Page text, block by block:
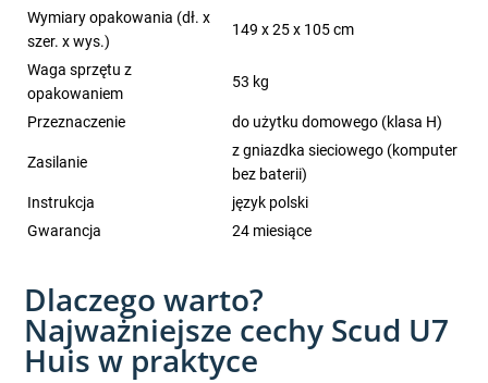
Wymiary opakowania (dł. x
szer. x wys.)
149 x 25 x 105 cm
Waga sprzętu z
opakowaniem
53 kg
Przeznaczenie do użytku domowego (klasa H)
Zasilanie
z gniazdka sieciowego (komputer
bez baterii)
Instrukcja
język polski
Gwarancja
24 miesiące
Dlaczego warto?
Najważniejsze cechy Scud U7
Huis w praktyce